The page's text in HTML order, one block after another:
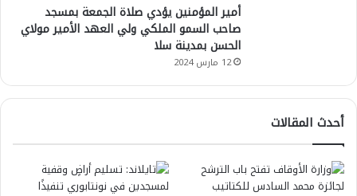
أمير المؤمنين يؤدي صلاة الجمعة بمسجد
صاحب السمو الملكي ولي العهد الأمير مولاي
الحسن بمدينة سلا
12 مارس 2024
أحدث المقالات